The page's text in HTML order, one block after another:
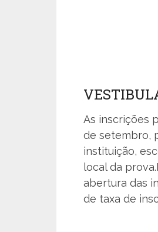
As inscrições
de setembro,
instituição,
local da
abertura das
de taxa de